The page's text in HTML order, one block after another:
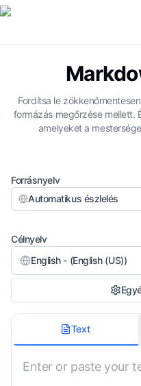
Fordítsa le
formázás megőrzése mellett.
amelyeket a
Forrásnyelv
Automatikus észlelés
Célnyelv
English - (English (US))
Markdown Íz
Not Specified
Kódrészletek Megőrzése
Text